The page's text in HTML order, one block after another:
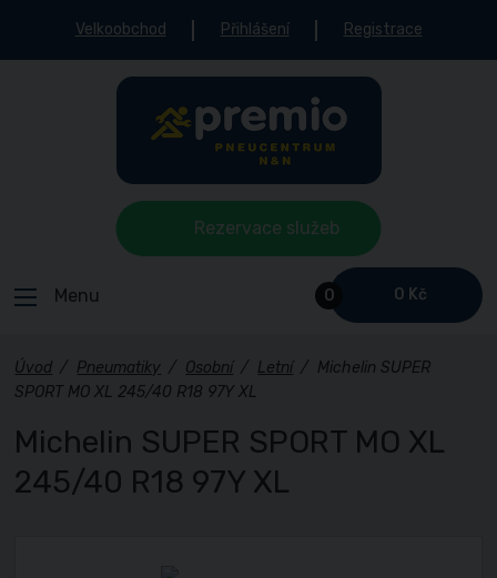
Velkoobchod Přihlášení Registrace
0 0 Kč
Menu
Rezervace služeb
Úvod / Pneumatiky / Osobní / Letní / Michelin SUPER
SPORT MO XL 245/40 R18 97Y XL
Michelin SUPER SPORT MO XL
245/40 R18 97Y XL